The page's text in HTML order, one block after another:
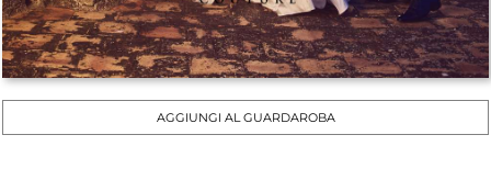
AGGIUNGI AL GUARDAROBA